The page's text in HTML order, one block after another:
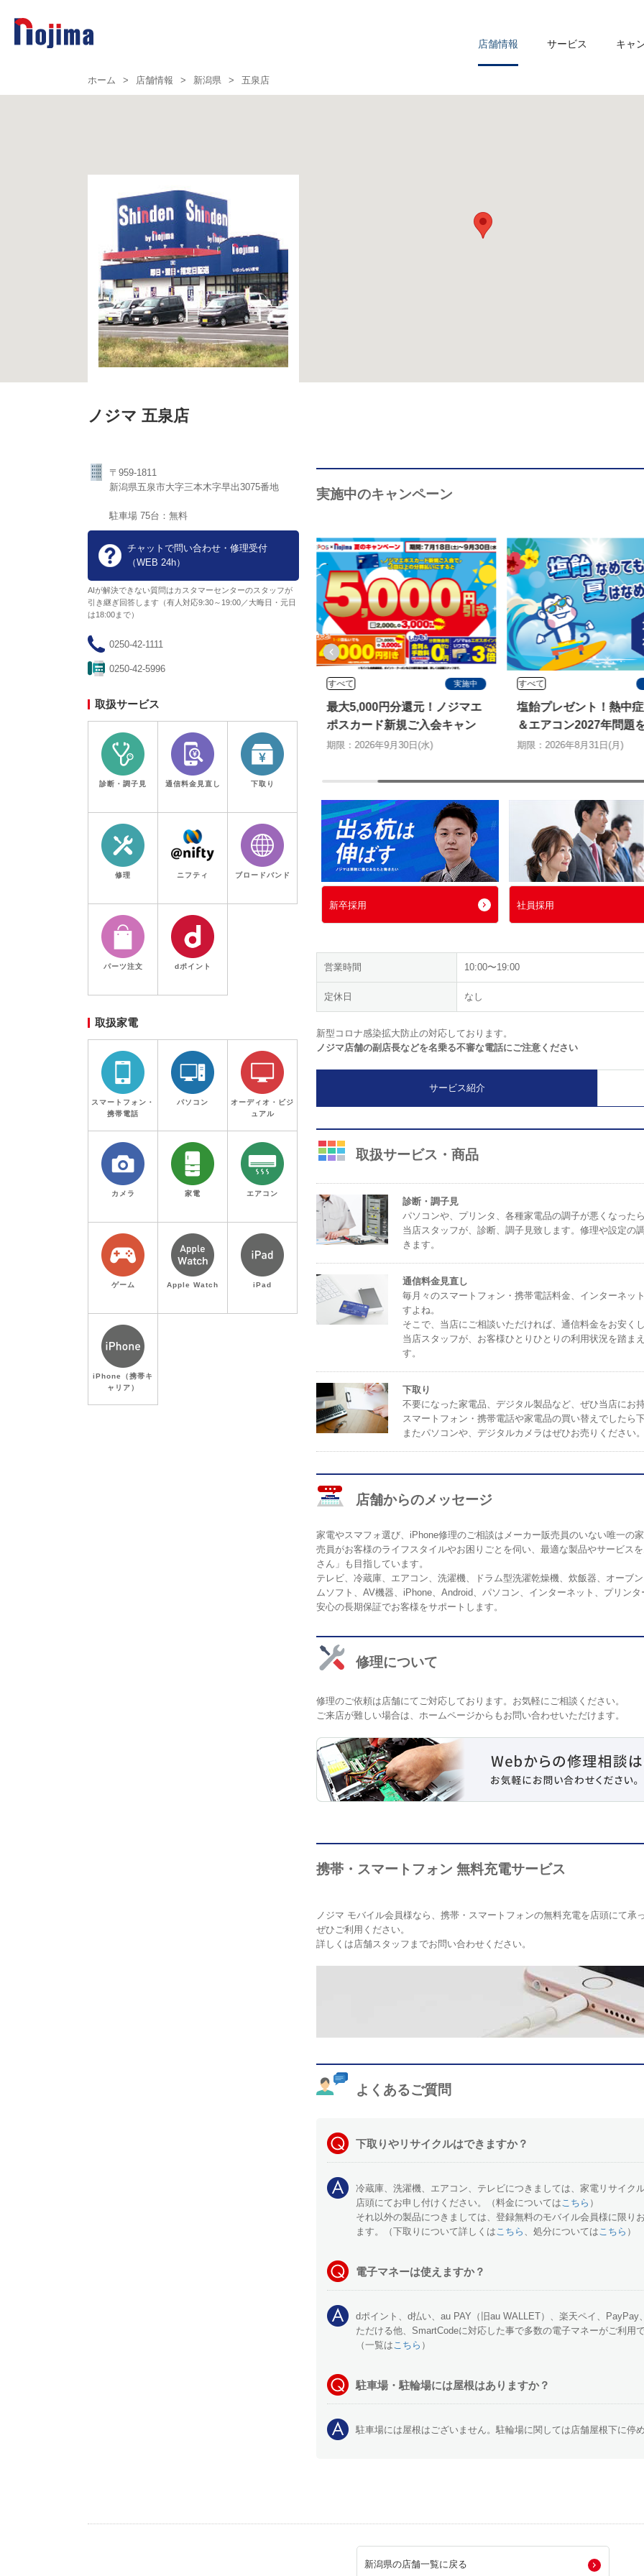
店舗情報 サービス キャ
ホーム > 店舗情報 > 新潟県 > 五泉店
ノジマ 五泉店
〒959-1811
新潟県五泉市大字三本木字早出3075番地
駐車場 75台：無料
チャットで問い合わせ・修理受付
（WEB 24h）
AIが解決できない質問はカスタマーセンターのスタッフが
引き継ぎ回答します（有人対応9:30～19:00／大晦日・元日
は18:00まで）
0250-42-1111
0250-42-5996
取扱サービス
診断・調子見 通信料金見直し 下取り
修理 ニフティ ブロードバンド
パーツ注文 dポイント
取扱家電
スマートフォン・
携帯電話
パソコン
オーディオ・ビジ
ュアル
カメラ 家電 エアコン
ゲーム Apple Watch iPad
iPhone（携帯キ
ャリア）
実施中のキャンペーン
ノジマのチラシ
すべて 実施中
最大5,000円分還元！ノジマエ
ポスカード新規ご入会キャン
ペーン
期限：2026年9月30日(水)
すべて
塩飴プレゼント！熱中
＆エアコン2027年問題
切る特別キャンペーン
期限：2026年8月31日(月)
新卒採用 社員採用
営業時間 10:00〜19:00
定休日 なし
新型コロナ感染拡大防止の対応しております。
ノジマ店舗の副店長などを名乗る不審な電話にご注意ください
サービス紹介
取扱サービス・商品
診断・調子見
パソコンや、プリンタ、各種家電品の調子が悪くなった
当店スタッフが、診断、調子見致します。修理や設定の
きます。
通信料金見直し
毎月々のスマートフォン・携帯電話料金、インターネッ
すよね。
そこで、当店にご相談いただければ、通信料金をお安くし
当店スタッフが、お客様ひとりひとりの利用状況を踏ま
す。
下取り
不要になった家電品、デジタル製品など、ぜひ当店にお持
スマートフォン・携帯電話や家電品の買い替えでしたら
またパソコンや、デジタルカメラはぜひお売りください
店舗からのメッセージ
家電やスマフォ選び、iPhone修理のご相談はメーカー販売員のいない唯一の
売員がお客様のライフスタイルやお困りごとを伺い、最適な製品やサービス
さん」も目指しています。
テレビ、冷蔵庫、エアコン、洗濯機、ドラム型洗濯乾燥機、炊飯器、オーブ
ムソフト、AV機器、iPhone、Android、パソコン、インターネット、プリン
安心の長期保証でお客様をサポートします。
修理について
修理のご依頼は店舗にてご対応しております。お気軽にご相談ください。
ご来店が難しい場合は、ホームページからもお問い合わせいただけます。
携帯・スマートフォン 無料充電サービス
ノジマ モバイル会員様なら、携帯・スマートフォンの無料充電を店頭にて承
ぜひご利用ください。
詳しくは店舗スタッフまでお問い合わせください。
よくあるご質問
下取りやリサイクルはできますか？
冷蔵庫、洗濯機、エアコン、テレビにつきましては、家電リサイク
店頭にてお申し付けください。（料金についてはこちら ）
それ以外の製品につきましては、登録無料のモバイル会員様に限り
ます。（下取りについて詳しくはこちら 、処分についてはこちら ）
電子マネーは使えますか？
dポイント、d払い、au PAY（旧au WALLET）、楽天ペイ、
ただける他、SmartCodeに対応した事で多数の電子マネーがご利用で
（一覧はこちら ）
駐車場・駐輪場には屋根はありますか？
駐車場には屋根はございません。駐輪場に関しては店舗屋根下に停
新潟県の店舗一覧に戻る